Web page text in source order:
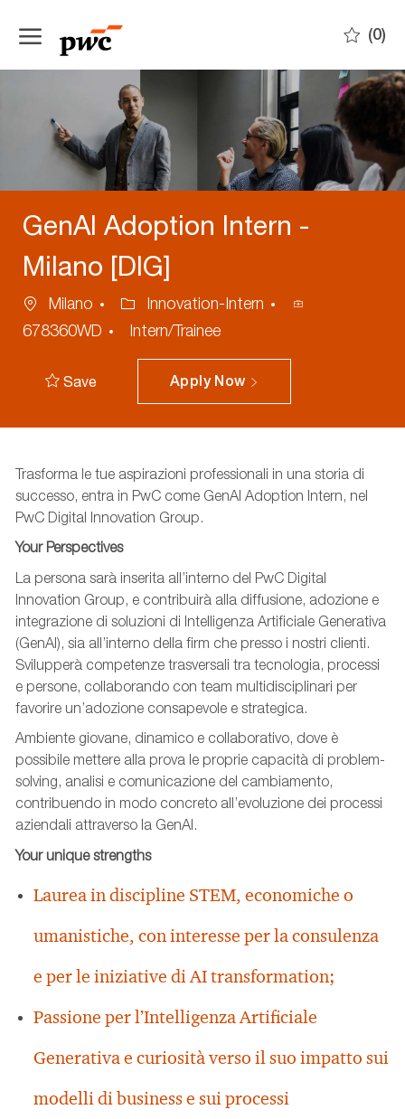
(0)
GenAI Adoption Intern -
Milano [DIG]
Location
Milano Category
Innovation-Intern
Process
678360WD Intern/Trainee
Save Apply Now
Trasforma le tue aspirazioni professionali in una storia di
successo, entra in PwC come GenAI Adoption Intern, nel
PwC Digital Innovation Group.
Your Perspectives
La persona sarà inserita all’interno del PwC Digital
Innovation Group, e contribuirà alla diffusione, adozione e
integrazione di soluzioni di Intelligenza Artificiale Generativa
(GenAI), sia all’interno della firm che presso i nostri clienti.
Svilupperà competenze trasversali tra tecnologia, processi
e persone, collaborando con team multidisciplinari per
favorire un’adozione consapevole e strategica.
Ambiente giovane, dinamico e collaborativo, dove è
possibile mettere alla prova le proprie capacità di problem-
solving, analisi e comunicazione del cambiamento,
contribuendo in modo concreto all’evoluzione dei processi
aziendali attraverso la GenAI.
Your unique strengths
Laurea in discipline STEM, economiche o
umanistiche, con interesse per la consulenza
e per le iniziative di AI transformation;
Passione per l’Intelligenza Artificiale
Generativa e curiosità verso il suo impatto sui
modelli di business e sui processi